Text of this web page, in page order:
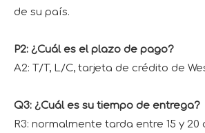
de su país.
P2: ¿Cuál es el plazo de pago?
A2: T/T, L/C, tarjeta de crédito de
Q3: ¿Cuál es su tiempo de entrega?
R3: normalmente tarda entre 15 y 20